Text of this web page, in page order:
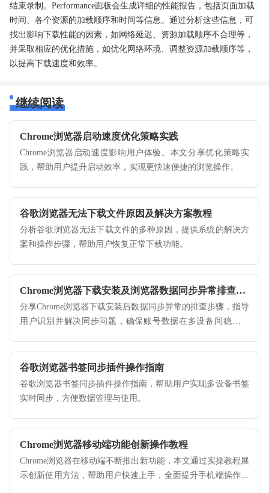
结束录制。Performance面板会生成详细的性能报告，包括页面加载
时间、各个资源的加载顺序和时间等信息。通过分析这些信息，可
找出影响下载性能的因素，如网络延迟、资源加载顺序不合理等，
并采取相应的优化措施，如优化网络环境、调整资源加载顺序等，
以提高下载速度和效率。
继续阅读
Chrome浏览器启动速度优化策略实践
Chrome浏览器启动速度影响用户体验。本文分享优化策略实
践，帮助用户提升启动效率，实现更快速便捷的浏览操作。
谷歌浏览器无法下载文件原因及解决方案教程
分析谷歌浏览器无法下载文件的多种原因，提供系统的解决方
案和操作步骤，帮助用户恢复正常下载功能。
Chrome浏览器下载安装及浏览器数据同步异常排查教程
分享Chrome浏览器下载安装后数据同步异常的排查步骤，指导
用户识别并解决同步问题，确保账号数据在多设备间稳定同
谷歌浏览器书签同步插件操作指南
谷歌浏览器书签同步插件操作指南，帮助用户实现多设备书签
实时同步，方便数据管理与使用。
Chrome浏览器移动端功能创新操作教程
Chrome浏览器在移动端不断推出新功能，本文通过实操教程展
示创新使用方法，帮助用户快速上手，全面提升手机端操作体